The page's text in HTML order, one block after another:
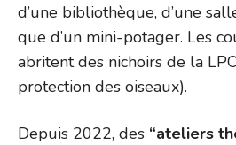
d’une bibliothèque, d’une
que d’un mini-potager. Les
abritent des nichoirs de la
protection des oiseaux).
Depuis 2022, des “ateliers